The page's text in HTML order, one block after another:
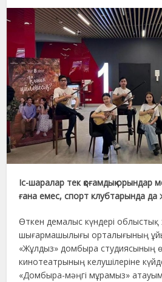
Іс-шаралар тек қоғамдық орындар
ғана емес, спорт клубтарында
Өткен демалыс күндері облыстық
шығармашылығы орталығының
«Жұлдыз» домбыра студиясының
кинотеатрының келушілеріне
«Домбыра-мәңгі мұрамыз»